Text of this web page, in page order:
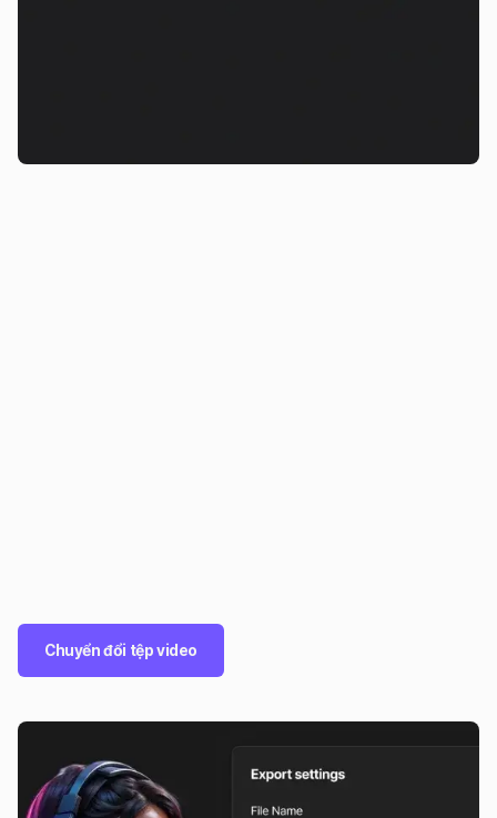
Chuyển đổi tệp video